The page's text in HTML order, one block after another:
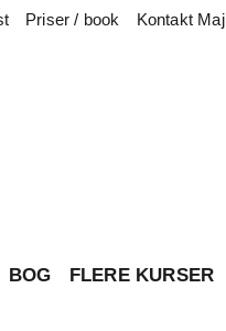
Priser / book Kontakt Maj
BOG FLERE KURSER